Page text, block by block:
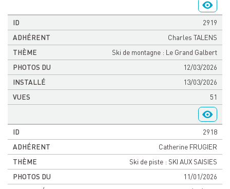
2919
Charles TALENS
Ski de montagne : Le Grand Galbert
12/03/2026
13/03/2026
51
2918
Catherine FRUGIER
Ski de piste : SKI AUX SAISIES
11/01/2026